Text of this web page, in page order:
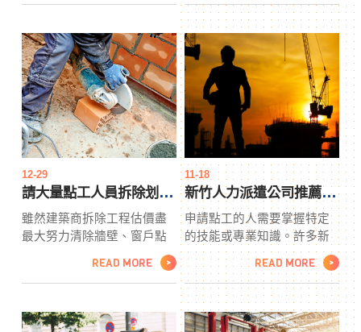
印章製作通常具有文字、圖
案、字體等設計元素，因此
印章設計師需要能夠創造吸
引人且功能性的設計。精確
度： 印章的製作需要高度的
精確度，印章製作特別是在
刻刀或雕刻過程中。印章製
作精確度確保印章的印面平
滑且清晰，不會出現模糊或
雙方的意願：感情挽回通常
需要雙方都有願意和努力去
修復關係。如果其中一方不
願意投入，或者已經移情別
戀，成功的可能性就會大大
減少。問題的性質：感情挽
回的成功也取決於出現問題
的性質和嚴重程度。一些問
題可能相對簡單，比如溝通
問題，可以通過改進溝通來
解決。但是，有些問題可能
更複雜，比如出軌或背叛，
這些問題可能需要更多的時
間和努力來恢復信任和重建
感情。
12-29
請大量點工人員拆除划算嗎？線上拆除工程估價，讓您掌握您的預算！
雖然建築商拆除工程估價盡
最大努力清除牆壁、窗戶點
工和地板上的所有細小灰塵
和碎屑，但他們畢竟不是專
角落。如果他們安裝了水
READ MORE >
11-18
新竹人力派遣公司推薦｜各類點工、契約雇員長短期配合
申請點工的人需要掌握特定
的技能或專業知識。許多新
竹人力派遣​​​​​​​需要不同的技
能，例如框架師、修剪木匠
或屋頂工。與新竹人力派遣
合作可能是您的最佳選擇。
新竹人力派遣為他們手下的
READ MORE >